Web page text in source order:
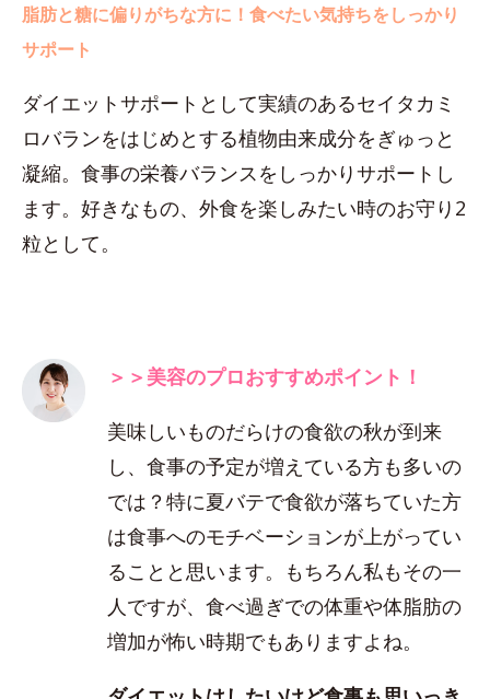
脂肪と糖に偏りがちな方に！食べたい気持ちをしっかり
サポート
ダイエットサポートとして実績のあるセイタカミ
ロバランをはじめとする植物由来成分をぎゅっと
凝縮。食事の栄養バランスをしっかりサポートし
ます。好きなもの、外食を楽しみたい時のお守り2
粒として。
＞＞美容のプロおすすめポイント！
美味しいものだらけの食欲の秋が到来
し、食事の予定が増えている方も多いの
では？特に夏バテで食欲が落ちていた方
は食事へのモチベーションが上がってい
ることと思います。もちろん私もその一
人ですが、食べ過ぎでの体重や体脂肪の
増加が怖い時期でもありますよね。